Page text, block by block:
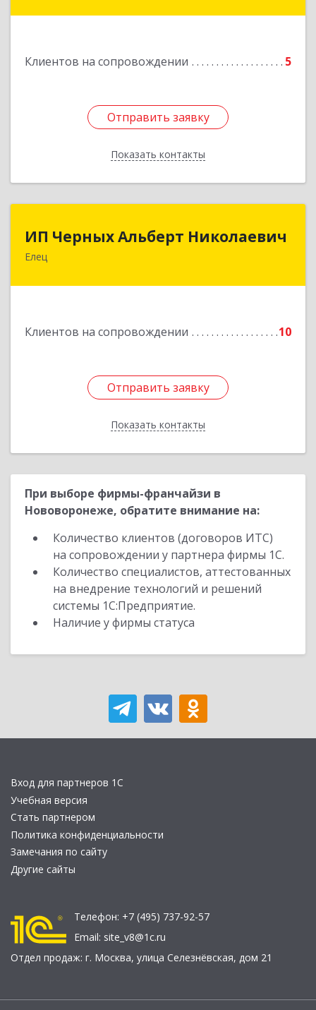
Клиентов на сопровождении 5
Отправить заявку
Показать контакты
Отправить заявку
Назад
ИП Черных Альберт Николаевич
Елец
Клиентов на сопровождении 10
Отправить заявку
Показать контакты
ИП Черных Альберт Николаевич
399771, Липецкая обл, Елец г, Н.Гусевой ул, 56А
Отправить заявку
Назад
При выборе фирмы-франчайзи в
Нововоронеже, обратите внимание на:
Количество клиентов (договоров ИТС)
на сопровождении у партнера фирмы 1С.
Количество специалистов, аттестованных
на внедрение технологий и решений
системы 1С:Предприятие.
Наличие у фирмы статуса
Вход для партнеров 1С
Учебная версия
Стать партнером
Политика конфиденциальности
Замечания по сайту
Другие сайты
Телефон: +7 (495) 737-92-57
Email: site_v8@1c.ru
Отдел продаж: г. Москва, улица Селезнёвская, дом 21